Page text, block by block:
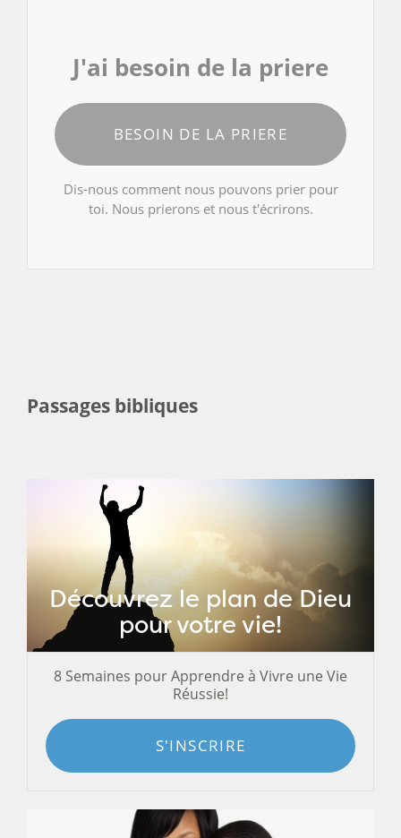
J'ai besoin de la priere
BESOIN DE LA PRIERE
Dis-nous comment nous pouvons prier pour
toi. Nous prierons et nous t'écrirons.
Passages bibliques
Découvrez le plan de Dieu
pour votre vie!
8 Semaines pour Apprendre à Vivre une Vie
Réussie!
S'INSCRIRE